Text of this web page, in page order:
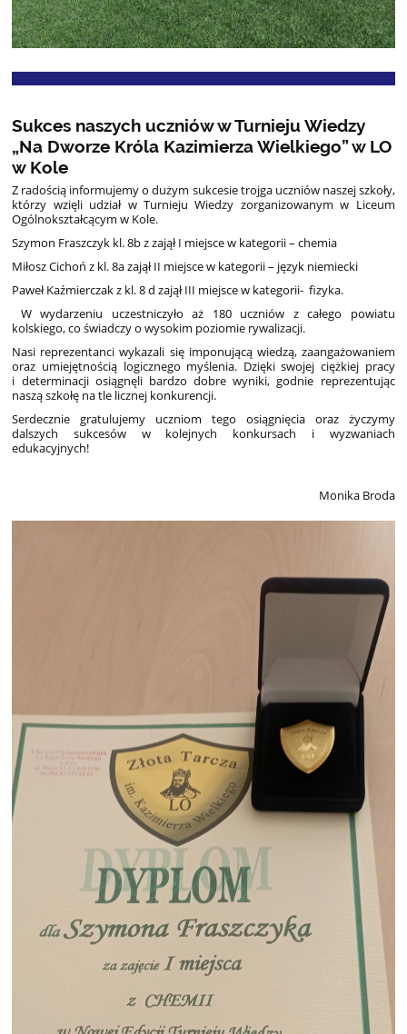
Sukces naszych uczniów w Turnieju Wiedzy
„Na Dworze Króla Kazimierza Wielkiego” w LO
w Kole
Z radością informujemy o dużym sukcesie trojga uczniów naszej szkoły,
którzy wzięli udział w Turnieju Wiedzy zorganizowanym w Liceum
Ogólnokształcącym w Kole.
Szymon Fraszczyk kl. 8b z zajął I miejsce w kategorii – chemia
Miłosz Cichoń z kl. 8a zajął II miejsce w kategorii – język niemiecki
Paweł Kaźmierczak z kl. 8 d zajął III miejsce w kategorii- fizyka.
W wydarzeniu uczestniczyło aż 180 uczniów z całego powiatu
kolskiego, co świadczy o wysokim poziomie rywalizacji.
Nasi reprezentanci wykazali się imponującą wiedzą, zaangażowaniem
oraz umiejętnością logicznego myślenia. Dzięki swojej ciężkiej pracy
i determinacji osiągnęli bardzo dobre wyniki, godnie reprezentując
naszą szkołę na tle licznej konkurencji.
Serdecznie gratulujemy uczniom tego osiągnięcia oraz życzymy
dalszych sukcesów w kolejnych konkursach i wyzwaniach
edukacyjnych!
Monika Broda